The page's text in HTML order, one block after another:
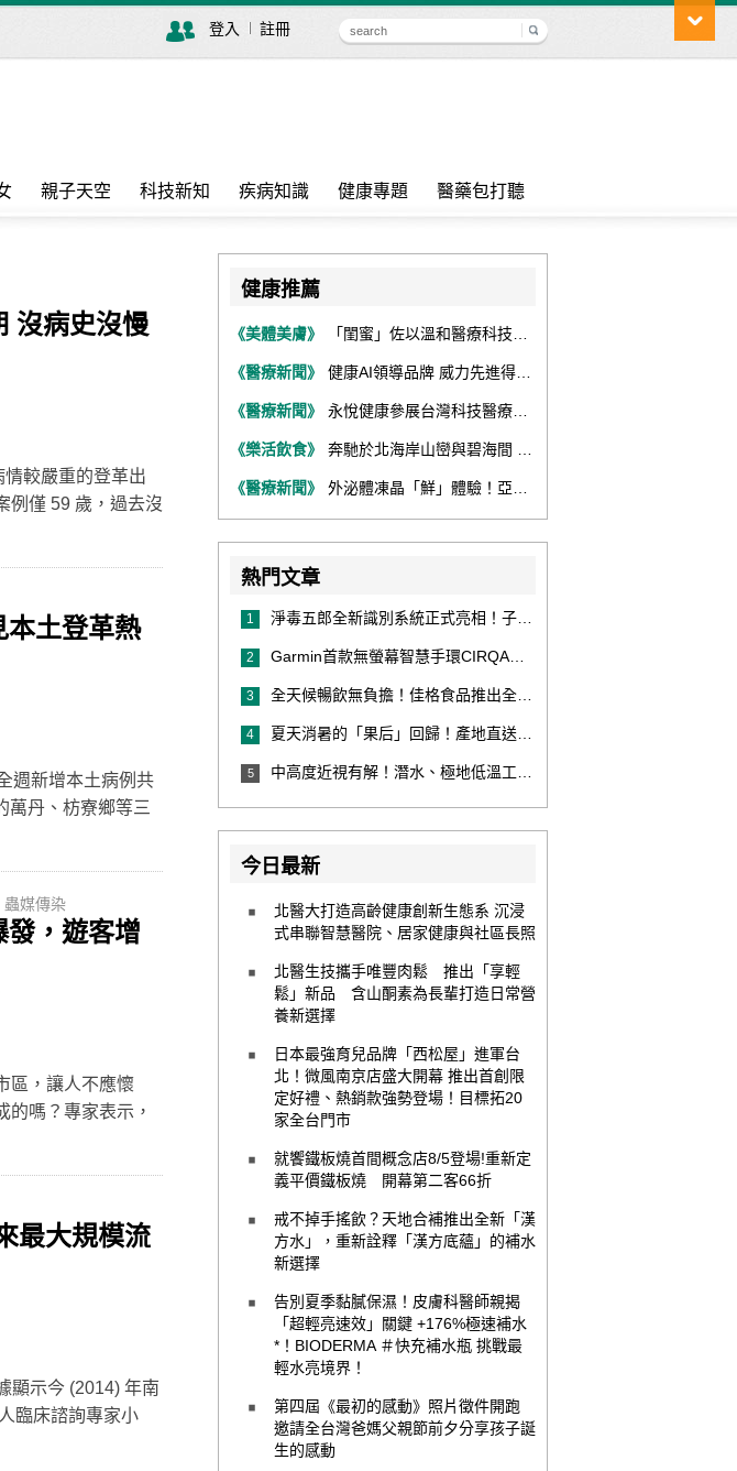
登入 註冊
親子天空 科技新知 疾病知識 健康專題 醫藥包打聽
沒病史沒慢
較嚴重的登革出
例僅 59 歲，過去沒
本土登革熱
週新增本土病例共
萬丹、枋寮鄉等三
蟲媒傳染
發，遊客增
區，讓人不應懷
嗎？專家表示，
最大規模流
顯示今 (2014) 年南
臨床諮詢專家小
健康推薦
《美體美膚》 「閨蜜」佐以溫和醫療科技，陪伴女性找回身體舒適與自信
《醫療新聞》 健康AI領導品牌 威力先進得獎不斷 同獲『玉山獎』『金炬獎』最高肯定
《醫療新聞》 永悅健康參展台灣科技醫療展 展現數位健康全場景整合能力
《樂活飲食》 奔馳於北海岸山巒與碧海間 跑出屬於你的生命之光 『2026光境半程馬拉松挑戰賽－升龍道』火熱報名中
《醫療新聞》 外泌體凍晶「鮮」體驗！亞家生技解鎖24個月高活性 專利瓶蓋「秒回溶」超驚艷！醫科展秀「睛」亮神采
熱門文章
1 淨毒五郎全新識別系統正式亮相！子品牌然本再推體香噴霧新產品！
2 Garmin首款無螢幕智慧手環CIRQA登場 專注健康無須訂閱！ 輕量舒適風格百搭 生態系無縫串接 打造全天候零干擾健康與恢復管理新體驗
3 全天候暢飲無負擔！佳格食品推出全新穀物茶品牌「穀萃」 首發「穀萃 蕎麥國寶茶」無糖、0咖啡因 24小時暖心陪伴
4 夏天消暑的「果后」回歸！產地直送泰國鮮山竹，打造夏日最頂級的天然補給
5 中高度近視有解！潛水、極地低溫工作者優選 EVO ICL 膠原蛋白眼內鏡
今日最新
北醫大打造高齡健康創新生態系 沉浸
式串聯智慧醫院、居家健康與社區長照
北醫生技攜手唯豐肉鬆 推出「享輕
鬆」新品 含山酮素為長輩打造日常營
養新選擇
日本最強育兒品牌「西松屋」進軍台
北！微風南京店盛大開幕 推出首創限
定好禮、熱銷款強勢登場！目標拓20
家全台門市
就饗鐵板燒首間概念店8/5登場!重新定
義平價鐵板燒 開幕第二客66折
戒不掉手搖飲？天地合補推出全新「漢
方水」，重新詮釋「漢方底蘊」的補水
新選擇
告別夏季黏膩保濕！皮膚科醫師親揭
「超輕亮速效」關鍵 +176%極速補水
*！BIODERMA ＃快充補水瓶 挑戰最
輕水亮境界！
第四屆《最初的感動》照片徵件開跑
邀請全台灣爸媽父親節前夕分享孩子誕
生的感動